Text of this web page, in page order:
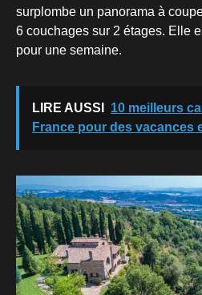
surplombe un panorama à
6 couchages sur 2 étages. Elle
pour une semaine.
LIRE AUSSI
10 meilleurs
France pour des vacances